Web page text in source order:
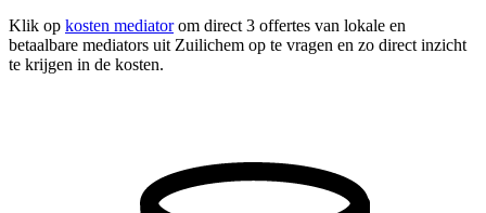
Klik op kosten mediatorom direct 3 offertes van lokale en
betaalbare mediators uit Zuilichem op te vragen en zo direct inzicht
te krijgen in de kosten.